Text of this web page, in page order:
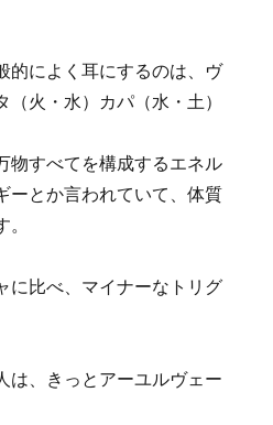
的によく耳にするのは、ヴ
火・水）カパ（水・土）
物すべてを構成するエネル
ーとか言われていて、体質
に比べ、マイナーなトリグ
は、きっとアーユルヴェー